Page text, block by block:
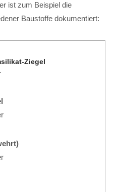
ist zum Beispiel die
Baustoffe dokumentiert:
Ziegel